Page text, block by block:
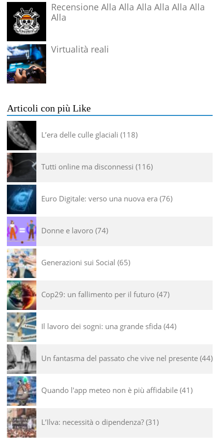
Recensione Alla Alla Alla Alla Alla Alla
Alla
Virtualità reali
Articoli con più Like
L’era delle culle glaciali 118
Tutti online ma disconnessi 116
Euro Digitale: verso una nuova era 76
Donne e lavoro 74
Generazioni sui Social 65
Cop29: un fallimento per il futuro 47
Il lavoro dei sogni: una grande sfida 44
Un fantasma del passato che vive nel presente 44
Quando l'app meteo non è più affidabile 41
L’Ilva: necessità o dipendenza? 31